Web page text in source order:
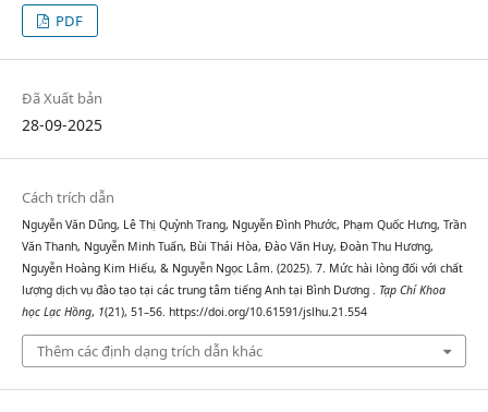
PDF
Đã Xuất bản
28-09-2025
Cách trích dẫn
Nguyễn Văn Dũng, Lê Thị Quỳnh Trang, Nguyễn Đình Phước, Phạm Quốc Hưng, Trần
Văn Thanh, Nguyễn Minh Tuấn, Bùi Thái Hòa, Đào Văn Huy, Đoàn Thu Hương,
Nguyễn Hoàng Kim Hiếu, & Nguyễn Ngọc Lâm. (2025). 7. Mức hài lòng đối với chất
lượng dịch vụ đào tạo tại các trung tâm tiếng Anh tại Bình Dương . Tạp Chí Khoa
học Lạc Hồng, 1(21), 51–56. https://doi.org/10.61591/jslhu.21.554
Thêm các định dạng trích dẫn khác